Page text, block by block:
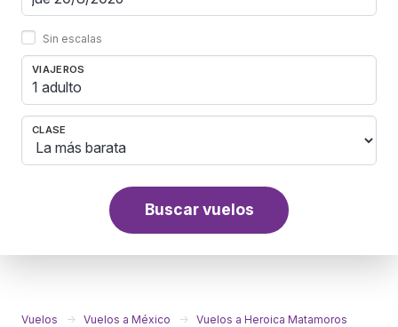
Sin escalas
VIAJEROS
1 adulto
CLASE
Buscar vuelos
Vuelos Vuelos a México
Vuelos a Heroica Matamoros